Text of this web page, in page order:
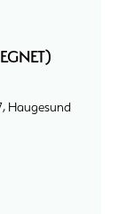
Haugesund